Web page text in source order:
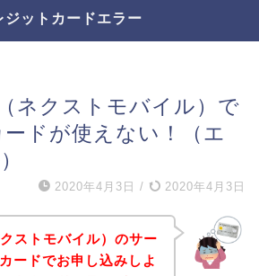
ジットカードエラー
ネクストモバイル）で
ドが使えない！（エ
2020年4月3日 / 2020年4月3日
ストモバイル）のサー
ードでお申し込みしよ